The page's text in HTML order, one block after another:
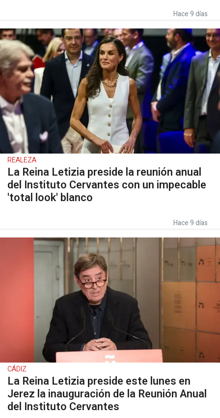
Hace 9 días
REALEZA
La Reina Letizia preside la reunión anual
del Instituto Cervantes con un impecable
'total look' blanco
Hace 9 días
CÁDIZ
La Reina Letizia preside este lunes en
Jerez la inauguración de la Reunión Anual
del Instituto Cervantes